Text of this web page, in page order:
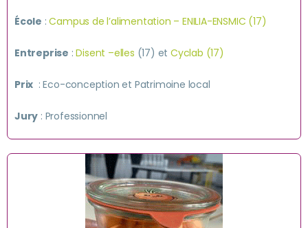
École :Campus de l’alimentation – ENILIA-ENSMIC (17)
Entreprise :Disent –elles (17) etCyclab (17)
Prix : Eco-conception et Patrimoine local
Jury : Professionnel